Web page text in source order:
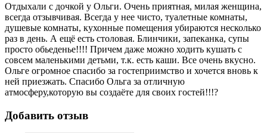
Отдыхали с дочкой у Ольги. Очень приятная, милая женщина,
всегда отзывчивая. Всегда у нее чисто, туалетные комнаты,
душевые комнаты, кухонные помещения убираются несколько
раз в день. А ещё есть столовая. Блинчики, запеканка, супы
просто обьеденье!!!! Причем даже можно ходить кушать с
совсем маленькими детьми, т.к. есть каши. Все очень вкусно.
Ольге огромное спасибо за гостеприимство и хочется вновь к
ней приезжать. Спасибо Ольга за отличную
атмосферу,которую вы создаёте для своих гостей!!!?
Добавить отзыв